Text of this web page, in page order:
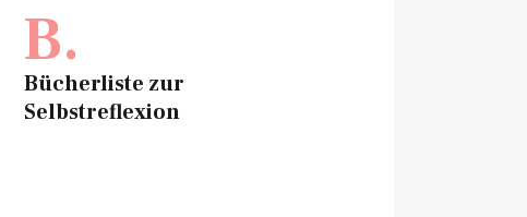
B.
Bücherliste zur
Selbstreflexion